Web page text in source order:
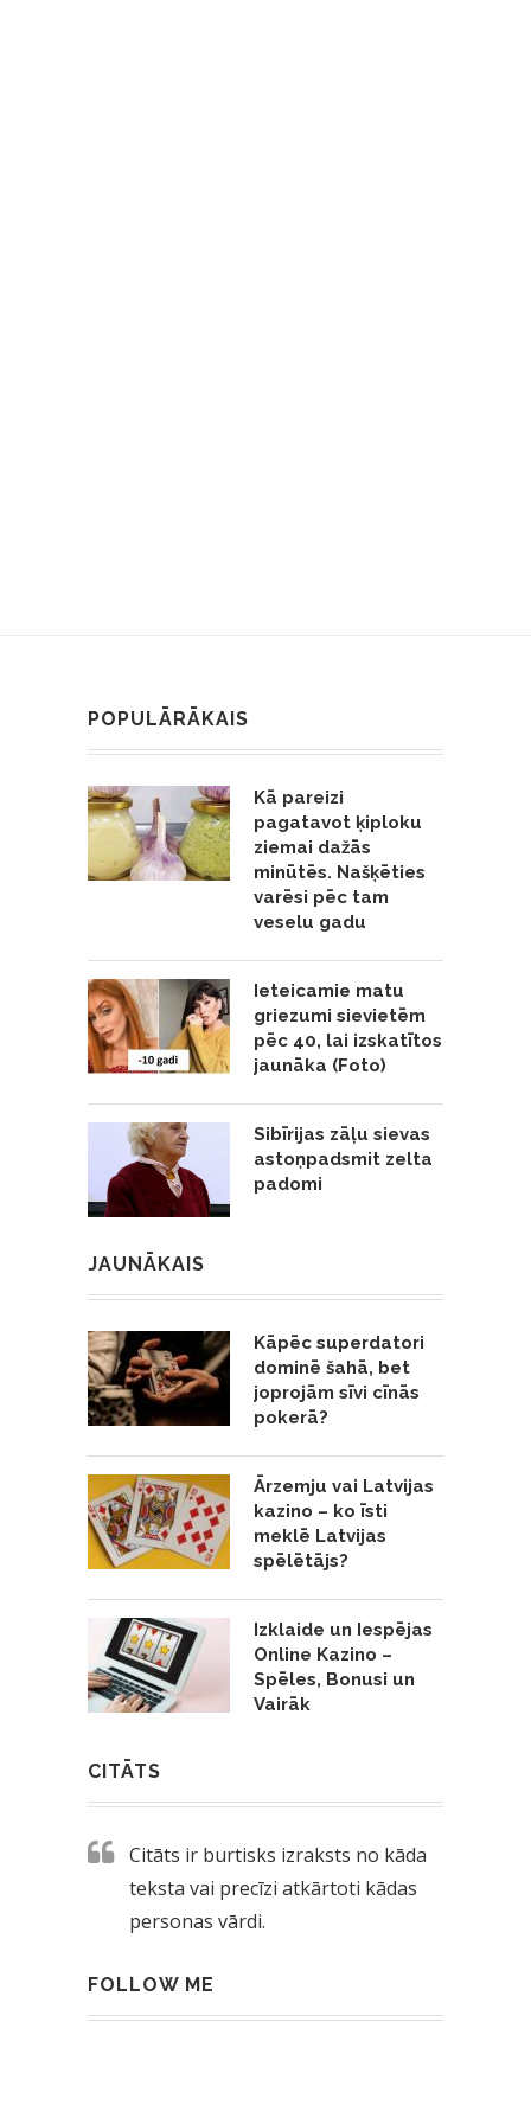
POPULĀRĀKAIS
Kā pareizi
pagatavot ķiploku
ziemai dažās
minūtēs. Našķēties
varēsi pēc tam
veselu gadu
Ieteicamie matu
griezumi sievietēm
pēc 40, lai izskatītos
jaunāka (Foto)
Sibīrijas zāļu sievas
astoņpadsmit zelta
padomi
JAUNĀKAIS
Kāpēc superdatori
dominē šahā, bet
joprojām sīvi cīnās
pokerā?
Ārzemju vai Latvijas
kazino – ko īsti
meklē Latvijas
spēlētājs?
Izklaide un Iespējas
Online Kazino –
Spēles, Bonusi un
Vairāk
CITĀTS
Citāts ir burtisks izraksts no kāda
teksta vai precīzi atkārtoti kādas
personas vārdi.
FOLLOW ME